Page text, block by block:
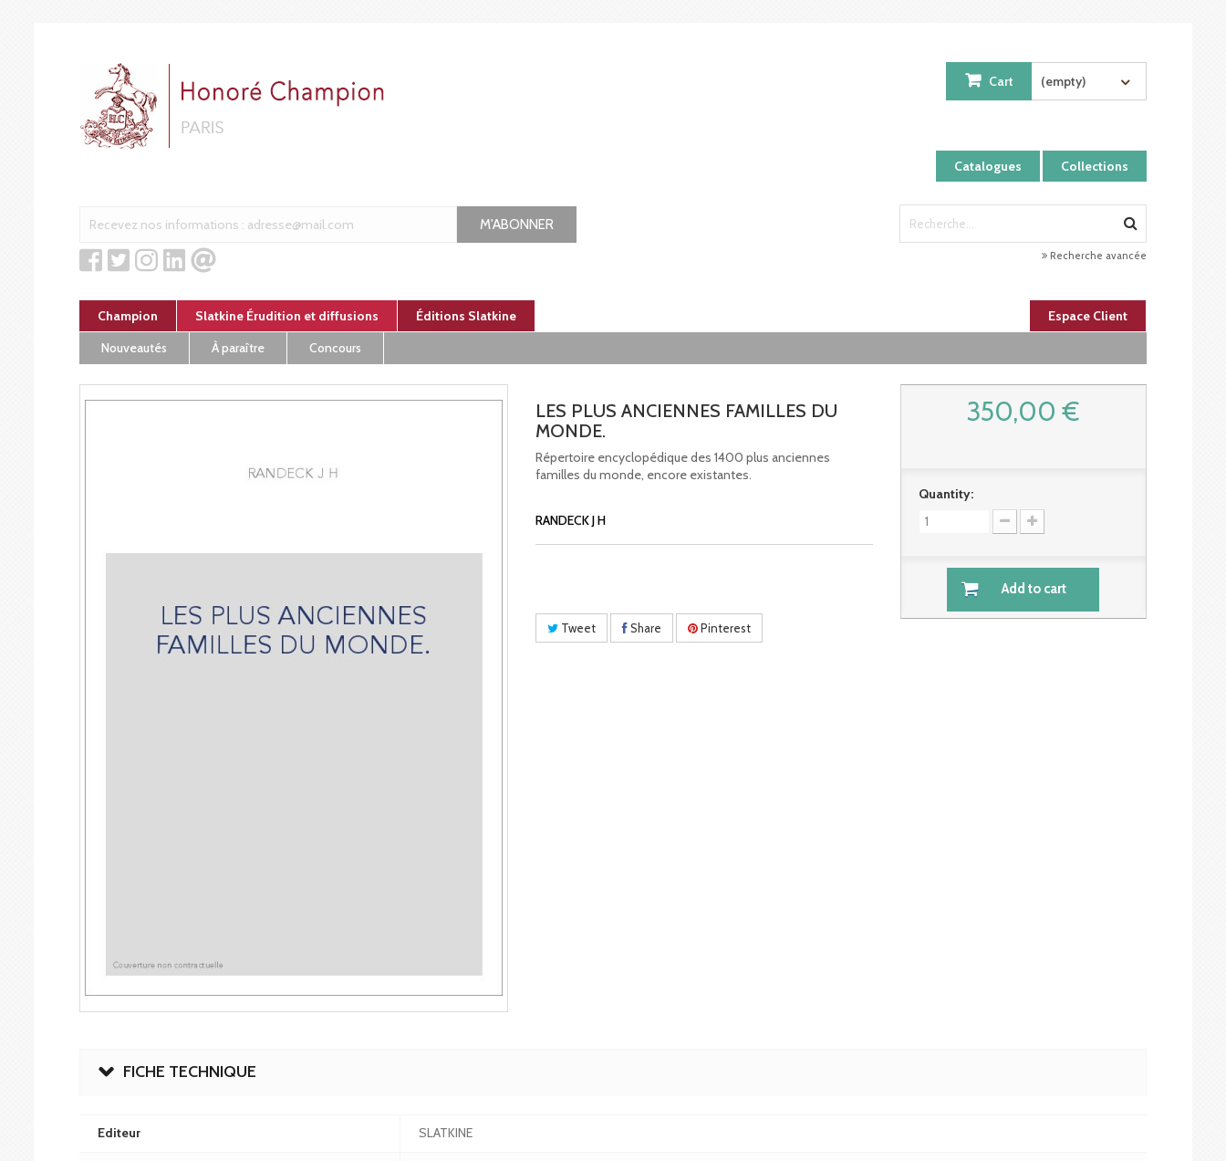
Catalogues Collections
Cart (empty)
M'ABONNER
Recherche avancée
Champion Slatkine Érudition et diffusions Éditions Slatkine
Espace Client
Nouveautés
À paraître Concours
LES PLUS ANCIENNES FAMILLES DU
MONDE.
Répertoire encyclopédique des 1400 plus anciennes
familles du monde, encore existantes.
RANDECK J H
Tweet Share Pinterest
350,00 €
Quantity:
Add to cart
FICHE TECHNIQUE
Editeur SLATKINE